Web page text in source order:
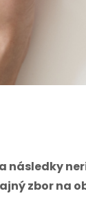
následky
zbor na